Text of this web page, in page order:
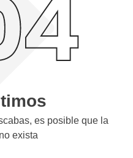
es posible que la
exista